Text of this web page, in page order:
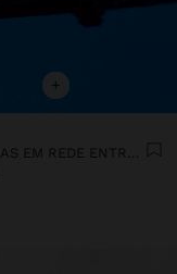
+
SABRINAS EM REDE ENTRANÇADA